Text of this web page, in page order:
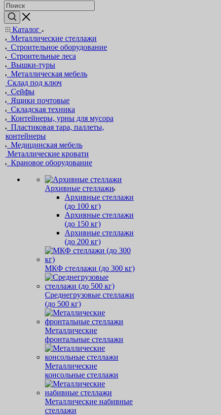
Каталог
Металлические стеллажи
Строительное оборудование
Строительные леса
Вышки-туры
Металлическая мебель
Склад под ключ
Сейфы
Ящики почтовые
Складская техника
Контейнеры, урны для мусора
Пластиковая тара, паллеты,
контейнеры
Медицинская мебель
Металлические кровати
Крановое оборудование
Архивные стеллажи
Архивные стеллажи
(до 100 кг)
Архивные стеллажи
(до 150 кг)
Архивные стеллажи
(до 200 кг)
МКФ стеллажи (до 300 кг)
Среднегрузовые стеллажи
(до 500 кг)
Металлические
фронтальные стеллажи
Металлические
консольные стеллажи
Металлические набивные
стеллажи